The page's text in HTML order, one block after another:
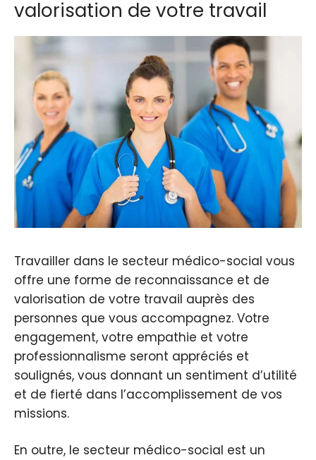
valorisation de votre travail
Travailler dans le secteur médico-social vous
offre une forme de reconnaissance et de
valorisation de votre travail auprès des
personnes que vous accompagnez. Votre
engagement, votre empathie et votre
professionnalisme seront appréciés et
soulignés, vous donnant un sentiment d’utilité
et de fierté dans l’accomplissement de vos
missions.
En outre, le secteur médico-social est un